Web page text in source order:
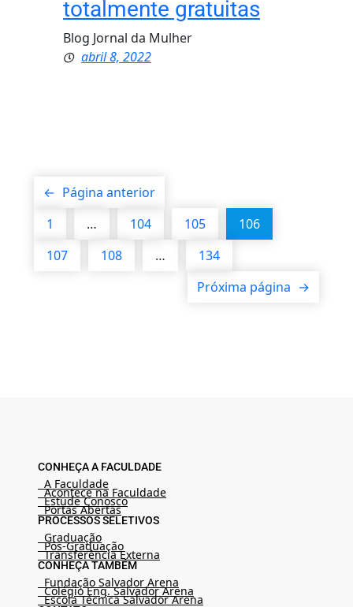
totalmente gratuitas
Blog Jornal da Mulher
abril 8, 2022
← Página anterior
1
… 104 105
106
107
108 …
134
Próxima página →
CONHEÇA A FACULDADE
A Faculdade
Acontece na Faculdade
Estude Conosco
Portas Abertas
PROCESSOS SELETIVOS
Graduação
Pós-Graduação
Transferência Externa
CONHEÇA TAMBÉM
Fundação Salvador Arena
Colégio Eng. Salvador Arena
Escola Técnica Salvador Arena